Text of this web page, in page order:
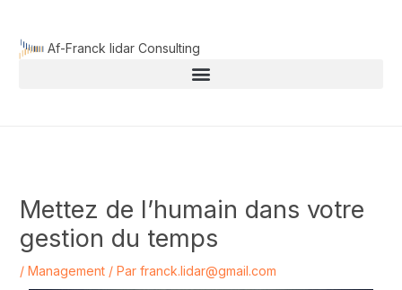
contenu Af-Franck lidar Consulting
Mettez de l’humain dans votre
gestion du temps
/ Management/ Par franck.lidar@gmail.com